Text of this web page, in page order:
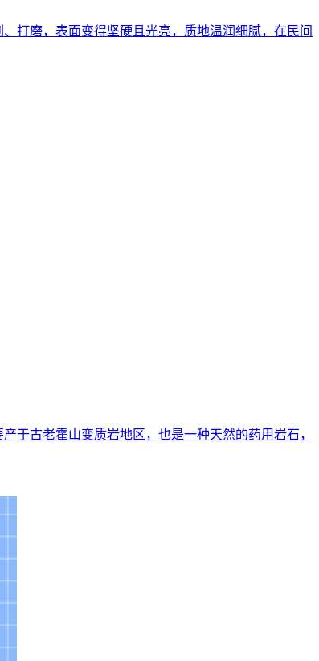
打磨，表面变得坚硬且光亮，质地温润细腻，在民间
于古老霍山变质岩地区，也是一种天然的药用岩石，